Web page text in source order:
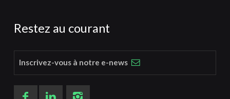
Restez au courant
Inscrivez-vous à notre e-news